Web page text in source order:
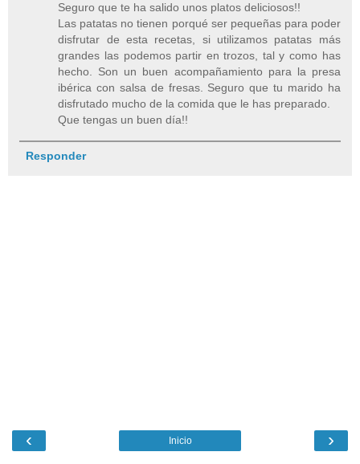
Seguro que te ha salido unos platos deliciosos!!
Las patatas no tienen porqué ser pequeñas para poder
disfrutar de esta recetas, si utilizamos patatas más
grandes las podemos partir en trozos, tal y como has
hecho. Son un buen acompañamiento para la presa
ibérica con salsa de fresas. Seguro que tu marido ha
disfrutado mucho de la comida que le has preparado.
Que tengas un buen día!!
Responder
‹ ›
Inicio